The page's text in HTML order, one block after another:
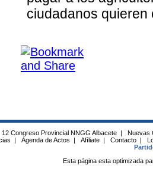
ciudadanos
12 Congreso Provincial NNGG Albacete |
Nuevas
| Agenda de Actos | Afíliate | Contacto |
Esta página esta optimizada